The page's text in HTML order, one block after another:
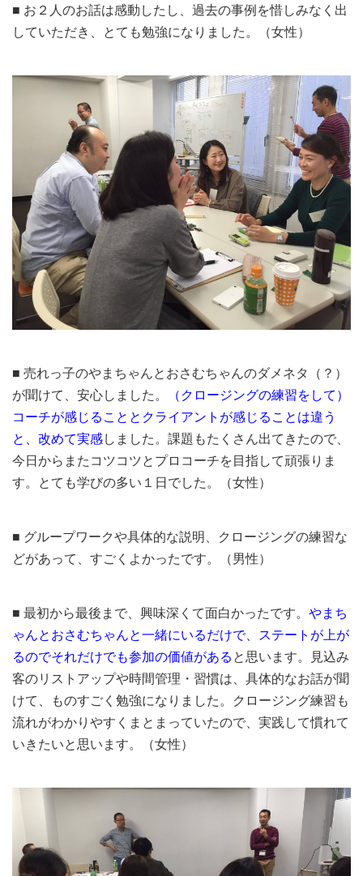
■ お２人のお話は感動したし、過去の事例を惜しみなく出
していただき、とても勉強になりました。（女性）
■ 売れっ子のやまちゃんとおさむちゃんのダメネタ（？）
が聞けて、安心しました。
（クロージングの練習をして）
コーチが感じることとクライアントが感じることは違う
と、改めて実感しました。課題もたくさん出てきたので、
今日からまたコツコツとプロコーチを目指して頑張りま
す。とても学びの多い１日でした。（女性）
■ グループワークや具体的な説明、クロージングの練習な
どがあって、すごくよかったです。（男性）
■ 最初から最後まで、興味深くて面白かったです。 やまち
ゃんとおさむちゃんと一緒にいるだけで、ステートが上が
るのでそれだけでも参加の価値があると思います。見込み
客のリストアップや時間管理・習慣は、具体的なお話が聞
けて、ものすごく勉強になりました。クロージング練習も
流れがわかりやすくまとまっていたので、実践して慣れて
いきたいと思います。（女性）